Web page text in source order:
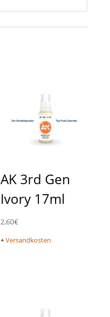
AK 3rd Gen
Ivory 17ml
2,60€
+Versandkosten